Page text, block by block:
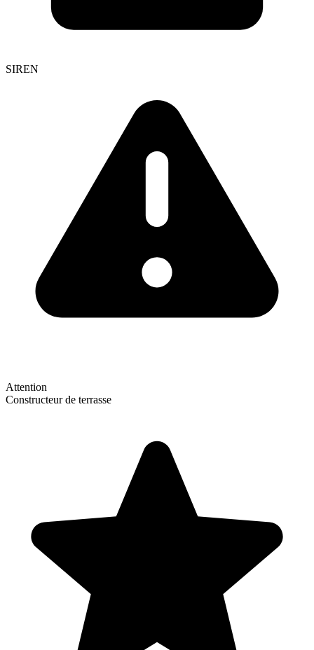
SIREN
Attention
Constructeur de terrasse